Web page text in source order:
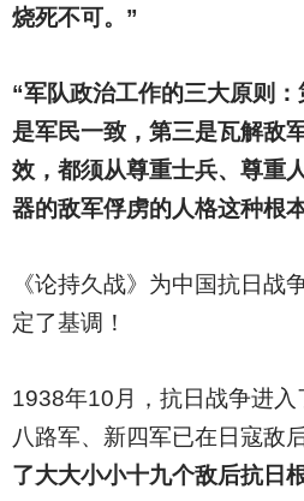
烧死不可。”
“军队政治工作的三大原则
是军民一致，第三是瓦解敌
效，都须从尊重士兵、尊重
器的敌军俘虏的人格这种根
《论持久战》为中国抗日战
定了基调！
1938年10月，抗日战争进
八路军、新四军已在日寇敌
了大大小小十九个敌后抗日根